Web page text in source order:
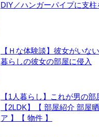
DIY／ハンガーパイプに支柱
【Ｈな体験談】彼女がいな
暮らしの彼女の部屋に侵入
【1人暮らし】これが男の
【2LDK】【 部屋紹介 部屋
ア 】【 物件 】